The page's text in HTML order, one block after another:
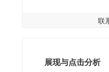
联
展现与点击分析